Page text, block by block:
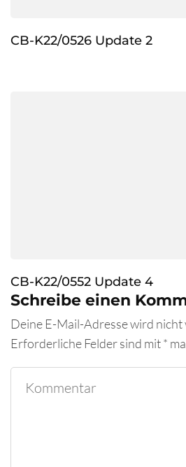
CB-K22/0526 Update 2
CB-K22/0552 Update 4
Schreibe einen
Deine E-Mail-Adresse wird
Erforderliche Felder sind mit*